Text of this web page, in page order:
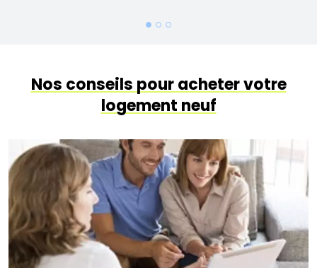
Nos conseils pour acheter votre
logement neuf